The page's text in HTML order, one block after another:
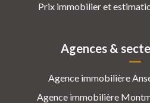
Prix immobilier et
Agences &
Agence immobilière
Agence immobilière